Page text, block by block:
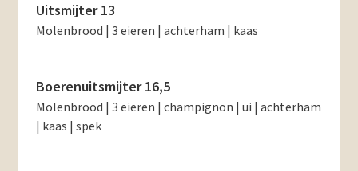
Uitsmijter 13
Molenbrood | 3 eieren | achterham | kaas
Boerenuitsmijter 16,5
Molenbrood | 3 eieren | champignon | ui | achterham
| kaas | spek